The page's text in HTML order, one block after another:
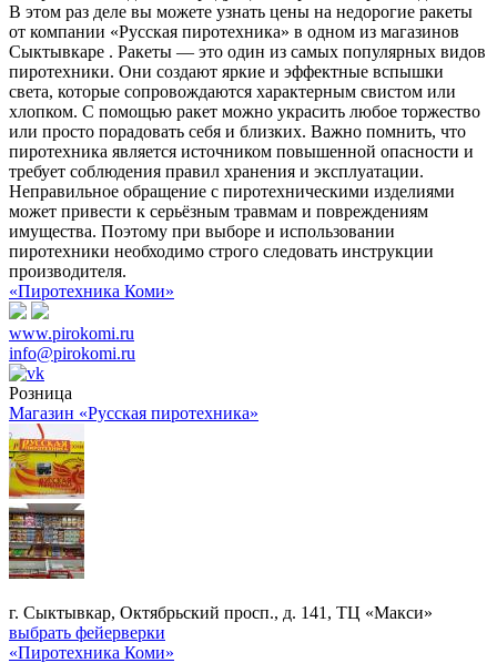
В этом раз деле вы можете узнать цены на недорогие ракеты
от компании «Русская пиротехника» в одном из магазинов
Сыктывкаре . Ракеты — это один из самых популярных видов
пиротехники. Они создают яркие и эффектные вспышки
света, которые сопровождаются характерным свистом или
хлопком. С помощью ракет можно украсить любое торжество
или просто порадовать себя и близких. Важно помнить, что
пиротехника является источником повышенной опасности и
требует соблюдения правил хранения и эксплуатации.
Неправильное обращение с пиротехническими изделиями
может привести к серьёзным травмам и повреждениям
имущества. Поэтому при выборе и использовании
пиротехники необходимо строго следовать инструкции
производителя.
«Пиротехника Коми»
www.pirokomi.ru
info@pirokomi.ru
Розница
Магазин «Русская пиротехника»
г. Сыктывкар, Октябрьский просп., д. 141, ТЦ «Макси»
выбрать фейерверки
«Пиротехника Коми»